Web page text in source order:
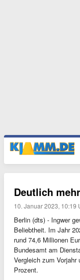
Deutlich
10. Januar 2023, 10:19
Berlin (dts) - Ingwer
Beliebtheit. Im Jahr
rund 74,6 Millionen
Bundesamt am
Vergleich zum Vorjahr
Prozent.